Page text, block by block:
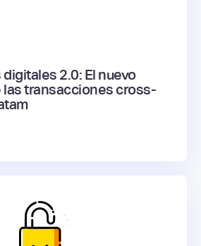
digitales 2.0: El nuevo
las transacciones cross-